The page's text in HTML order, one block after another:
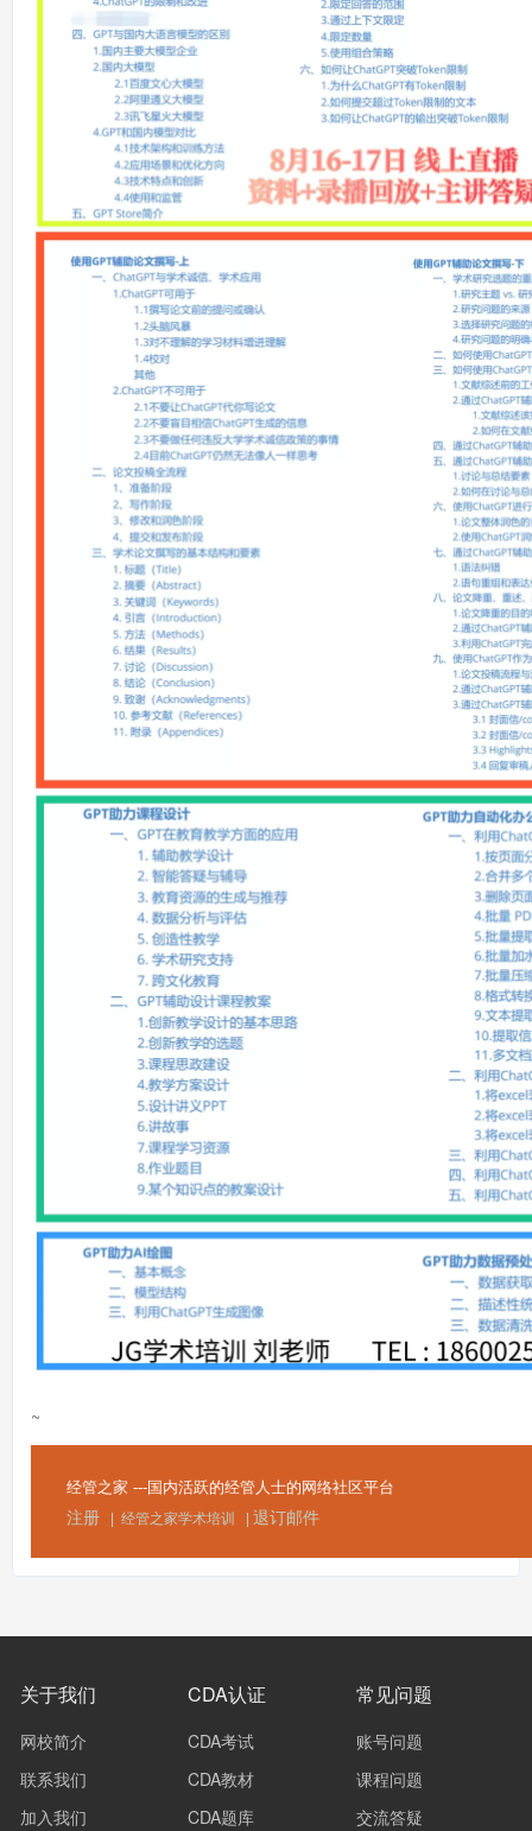
~
经管之家 ---国内活跃的经管人士的网络社区平台
注册 经管之家学术培训 退订邮件
关于我们
网校简介
联系我们
加入我们
CDA认证
CDA考试
CDA教材
CDA题库
常见问题
账号问题
课程问题
交流答疑